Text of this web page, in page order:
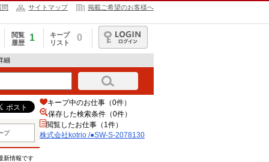
問 サイトマップ 掲載ご希望のお客様へ
閲覧
履歴
1
キープ
リスト
0
ログイン
細
プ
新情報です
キープ中のお仕事（0件）
保存した検索条件（0件）
閲覧したお仕事（1件）
株式会社kotrio /●SW-S-2078130